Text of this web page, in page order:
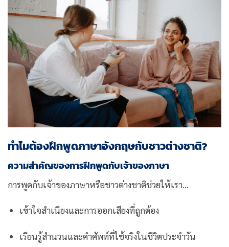
ทำไมต้องฝึกพูดภาษาอังกฤษกับชาวต่างชาติ?
ความสำคัญของการฝึกพูดกับเจ้าของภาษา
การพูดกับเจ้าของภาษาหรือชาวต่างชาติช่วยให้เรา…
เข้าใจสำเนียงและการออกเสียงที่ถูกต้อง
เรียนรู้สำนวนและคำศัพท์ที่ใช้จริงในชีวิตประจำวัน